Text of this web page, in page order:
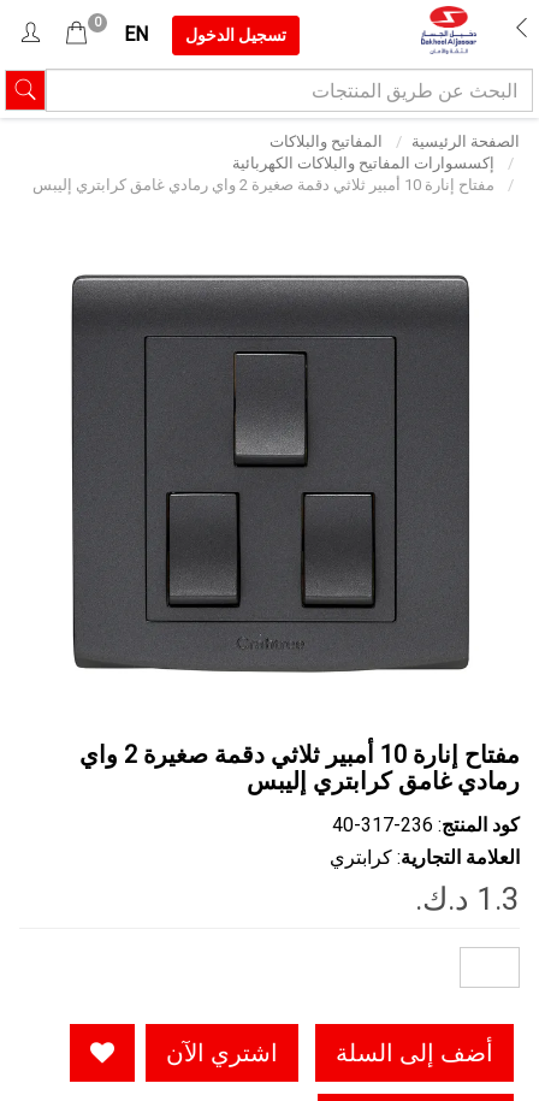
تسجيل الدخول EN
0
الصفحة الرئيسية
المفاتيح والبلاكات
إكسسوارات المفاتيح والبلاكات الكهربائية
مفتاح إنارة 10 أمبير ثلاثي دقمة صغيرة 2 واي رمادي غامق كرابتري إليبس
مفتاح إنارة 10 أمبير ثلاثي دقمة صغيرة 2 واي
رمادي غامق كرابتري إليبس
كود المنتج: ‎40-317-236
العلامة التجارية: كرابتري
أضف إلى السلة اشتري الآن